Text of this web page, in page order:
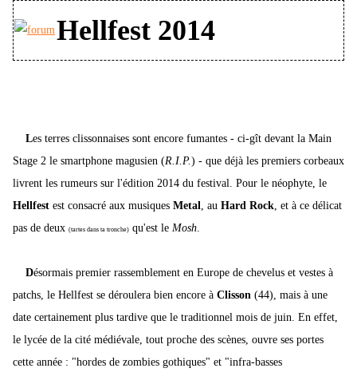
Hellfest 2014
Les terres clissonnaises sont encore fumantes - ci-gît devant la Main
Stage 2 le smartphone magusien (R.I.P.) - que déjà les premiers corbeaux
livrent les rumeurs sur l'édition 2014 du festival. Pour le néophyte, le
Hellfest est consacré aux musiques Metal, au Hard Rock, et à ce délicat
pas de deux (tartes dans ta tronche) qu'est le Mosh.
Désormais premier rassemblement en Europe de chevelus et vestes à
patchs, le Hellfest se déroulera bien encore à Clisson (44), mais à une
date certainement plus tardive que le traditionnel mois de juin. En effet,
le lycée de la cité médiévale, tout proche des scènes, ouvre ses portes
cette année : "hordes de zombies gothiques" et "infra-basses